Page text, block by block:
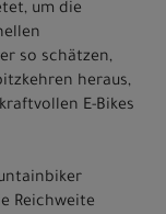
um die
so schätzen,
heraus,
E-Bikes
Reichweite